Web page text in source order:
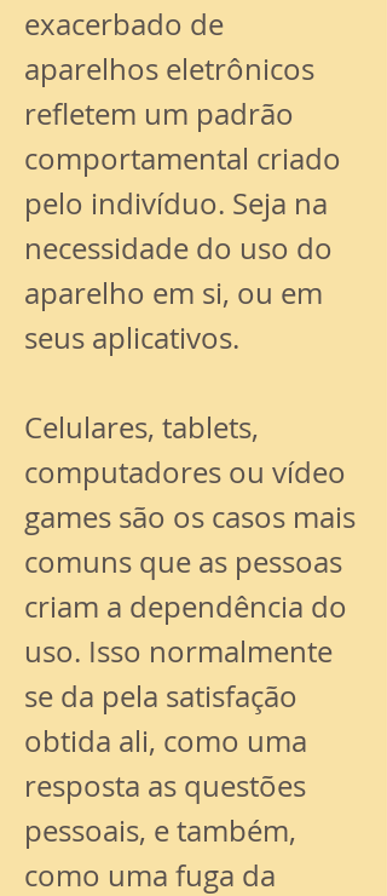
exacerbado de
aparelhos eletrônicos
refletem um padrão
comportamental criado
pelo indivíduo. Seja na
necessidade do uso do
aparelho em si, ou em
seus aplicativos.
Celulares, tablets,
computadores ou vídeo
games são os casos mais
comuns que as pessoas
criam a dependência do
uso. Isso normalmente
se da pela satisfação
obtida ali, como uma
resposta as questões
pessoais, e também,
como uma fuga da